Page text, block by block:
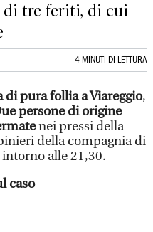
di tre feriti, di cui
4 MINUTI DI LETTURA
di pura follia a Viareggio,
persone di origine
nei pressi della
della compagnia di
alle 21,30.
caso